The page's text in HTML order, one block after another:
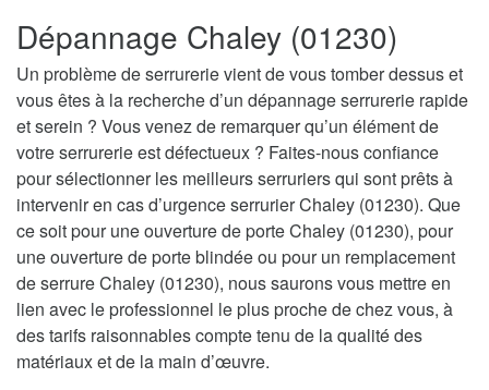
Dépannage Chaley (01230)
Un problème de serrurerie vient de vous tomber dessus et
vous êtes à la recherche d’un dépannage serrurerie rapide
et serein ? Vous venez de remarquer qu’un élément de
votre serrurerie est défectueux ? Faites-nous confiance
pour sélectionner les meilleurs serruriers qui sont prêts à
intervenir en cas d’urgence serrurier Chaley (01230). Que
ce soit pour une ouverture de porte Chaley (01230), pour
une ouverture de porte blindée ou pour un remplacement
de serrure Chaley (01230), nous saurons vous mettre en
lien avec le professionnel le plus proche de chez vous, à
des tarifs raisonnables compte tenu de la qualité des
matériaux et de la main d’œuvre.